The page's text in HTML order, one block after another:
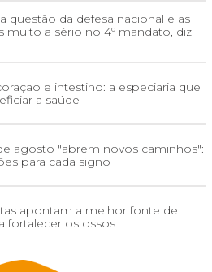
questão da defesa nacional e as
muito a sério no 4º mandato, diz
e intestino: a especiaria que
a saúde
agosto "abrem novos caminhos":
para cada signo
apontam a melhor fonte de
fortalecer os ossos